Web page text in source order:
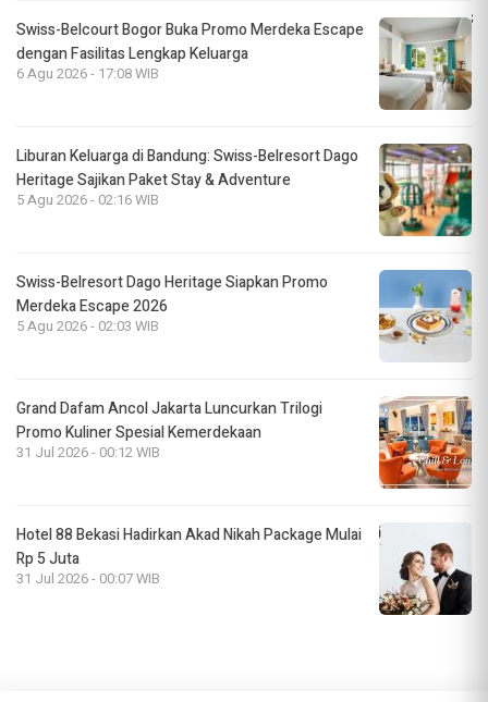
Swiss-Belcourt Bogor Buka Promo Merdeka Escape
dengan Fasilitas Lengkap Keluarga
6 Agu 2026 - 17:08 WIB
Liburan Keluarga di Bandung: Swiss-Belresort Dago
Heritage Sajikan Paket Stay & Adventure
5 Agu 2026 - 02:16 WIB
Swiss-Belresort Dago Heritage Siapkan Promo
Merdeka Escape 2026
5 Agu 2026 - 02:03 WIB
Grand Dafam Ancol Jakarta Luncurkan Trilogi
Promo Kuliner Spesial Kemerdekaan
31 Jul 2026 - 00:12 WIB
Hotel 88 Bekasi Hadirkan Akad Nikah Package Mulai
Rp 5 Juta
31 Jul 2026 - 00:07 WIB